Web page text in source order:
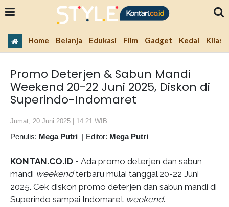
Home Belanja Edukasi Film Gadget Kedai Kilas
Promo Deterjen & Sabun Mandi
Weekend 20-22 Juni 2025, Diskon di
Superindo-Indomaret
Jumat, 20 Juni 2025 | 14:21 WIB
Penulis: Mega Putri | Editor: Mega Putri
KONTAN.CO.ID - Ada promo deterjen dan sabun
mandi weekendterbaru mulai tanggal 20-22 Juni
2025. Cek diskon promo deterjen dan sabun mandi di
Superindo sampai Indomaret weekend.